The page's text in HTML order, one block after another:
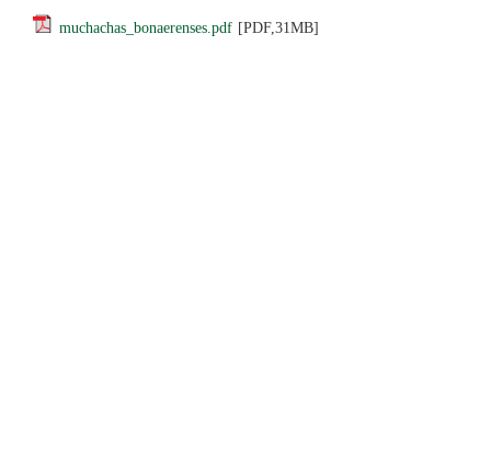
muchachas_bonaerenses.pdf [PDF,31MB]